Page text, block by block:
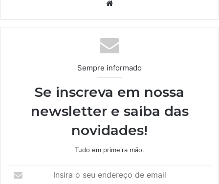
te
Sempre informado
Se inscreva em nossa
newsletter e saiba das
novidades!
Tudo em primeira mão.